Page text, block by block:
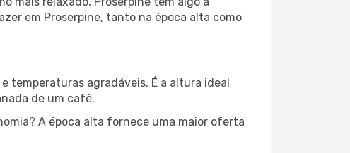
em Proserpine, tanto na época alta como
temperaturas agradáveis. É a altura ideal
de um café.
A época alta fornece uma maior oferta